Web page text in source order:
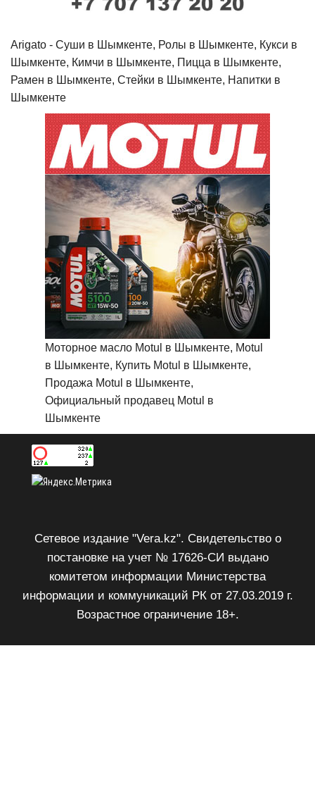
Arigato - Cуши в Шымкенте, Ролы в Шымкенте, Кукси в
Шымкенте, Кимчи в Шымкенте, Пицца в Шымкенте,
Рамен в Шымкенте, Стейки в Шымкенте, Напитки в
Шымкенте
Моторное масло Motul в Шымкенте, Motul
в Шымкенте, Купить Motul в Шымкенте,
Продажа Motul в Шымкенте,
Официальный продавец Motul в
Шымкенте
Сетевое издание "Vera.kz". Свидетельство о
постановке на учет № 17626-СИ выдано
комитетом информации Министерства
информации и коммуникаций РК от 27.03.2019 г.
Возрастное ограничение 18+.